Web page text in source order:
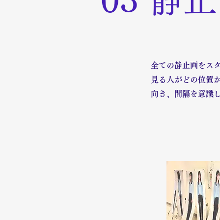
全ての静止画をス
見る人がどの位置
向き、間隔を意識